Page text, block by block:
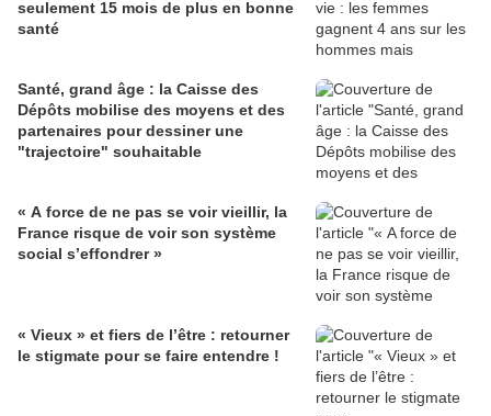
seulement 15 mois de plus en bonne
santé
Santé, grand âge : la Caisse des
Dépôts mobilise des moyens et des
partenaires pour dessiner une
"trajectoire" souhaitable
« A force de ne pas se voir vieillir, la
France risque de voir son système
social s’effondrer »
« Vieux » et fiers de l’être : retourner
le stigmate pour se faire entendre !